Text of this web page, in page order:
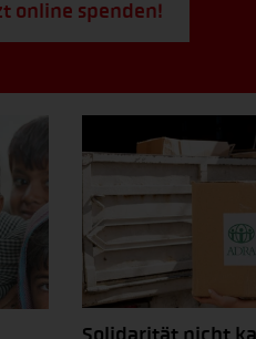
online spenden!